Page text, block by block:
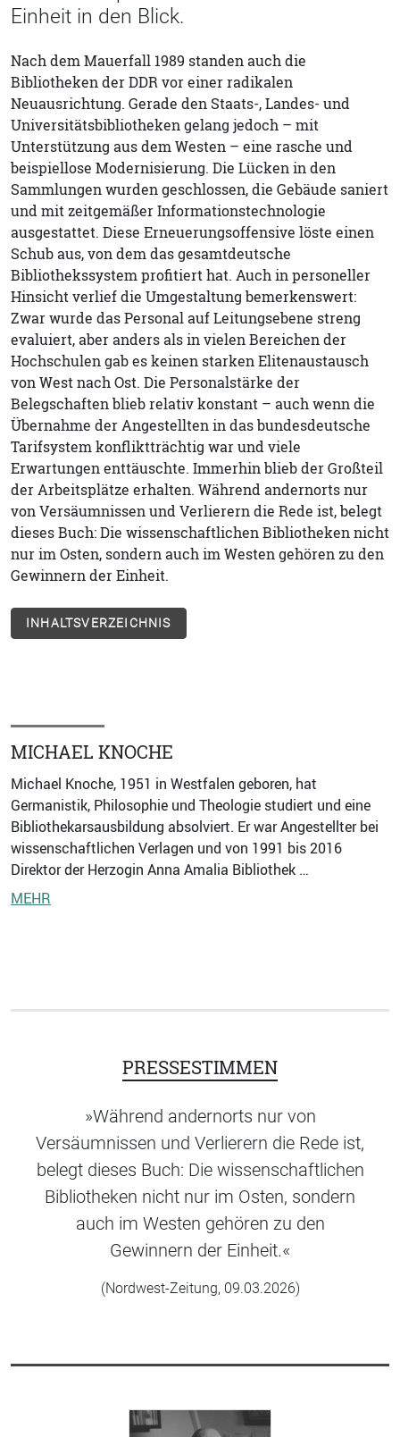
Einheit in den Blick.
Nach dem Mauerfall 1989 standen auch die
Bibliotheken der DDR vor einer radikalen
Neuausrichtung. Gerade den Staats-, Landes- und
Universitätsbibliotheken gelang jedoch – mit
Unterstützung aus dem Westen – eine rasche und
beispiellose Modernisierung. Die Lücken in den
Sammlungen wurden geschlossen, die Gebäude saniert
und mit zeitgemäßer Informationstechnologie
ausgestattet. Diese Erneuerungsoffensive löste einen
Schub aus, von dem das gesamtdeutsche
Bibliothekssystem profitiert hat. Auch in personeller
Hinsicht verlief die Umgestaltung bemerkenswert:
Zwar wurde das Personal auf Leitungsebene streng
evaluiert, aber anders als in vielen Bereichen der
Hochschulen gab es keinen starken Elitenaustausch
von West nach Ost. Die Personalstärke der
Belegschaften blieb relativ konstant – auch wenn die
Übernahme der Angestellten in das bundesdeutsche
Tarifsystem konfliktträchtig war und viele
Erwartungen enttäuschte. Immerhin blieb der Großteil
der Arbeitsplätze erhalten. Während andernorts nur
von Versäumnissen und Verlierern die Rede ist, belegt
dieses Buch: Die wissenschaftlichen Bibliotheken nicht
nur im Osten, sondern auch im Westen gehören zu den
Gewinnern der Einheit.
INHALTSVERZEICHNIS
MICHAEL KNOCHE
Michael Knoche, 1951 in Westfalen geboren, hat
Germanistik, Philosophie und Theologie studiert und eine
Bibliothekarsausbildung absolviert. Er war Angestellter bei
wissenschaftlichen Verlagen und von 1991 bis 2016
Direktor der Herzogin Anna Amalia Bibliothek …
MEHR
PRESSESTIMMEN
»Während andernorts nur von
Versäumnissen und Verlierern die Rede ist,
belegt ­dieses Buch: Die wissen­schaftlichen
Bibliotheken nicht nur im Osten, sondern
auch im Westen gehören zu den
Gewinnern der Einheit.«
(Nordwest-Zeitung, 09.03.2026)